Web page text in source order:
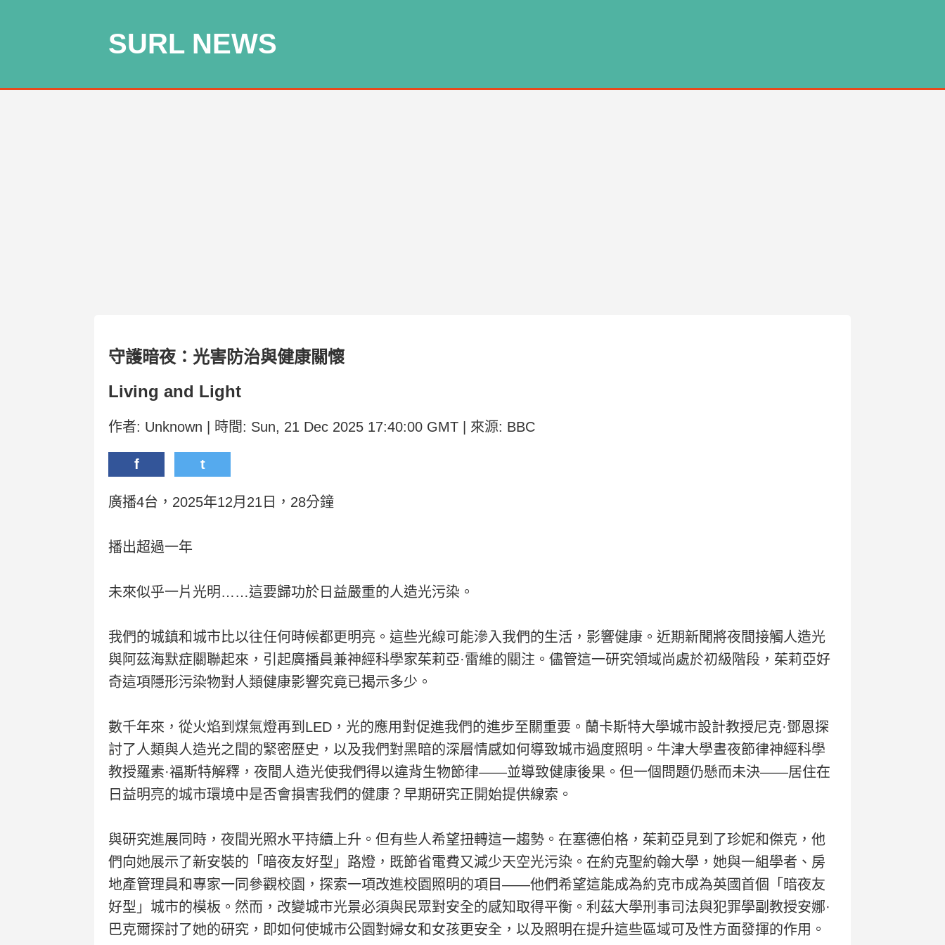
SURL NEWS
守護暗夜：光害防治與健康關懷
Living and Light
作者: Unknown | 時間: Sun, 21 Dec 2025 17:40:00 GMT | 來源: BBC
f t
廣播4台，2025年12月21日，28分鐘
播出超過一年
未來似乎一片光明……這要歸功於日益嚴重的人造光污染。
我們的城鎮和城市比以往任何時候都更明亮。這些光線可能滲入我們的生活，影響健康。近期新聞將夜間接觸人造光
與阿茲海默症關聯起來，引起廣播員兼神經科學家茱莉亞·雷維的關注。儘管這一研究領域尚處於初級階段，茱莉亞好
奇這項隱形污染物對人類健康影響究竟已揭示多少。
數千年來，從火焰到煤氣燈再到LED，光的應用對促進我們的進步至關重要。蘭卡斯特大學城市設計教授尼克·鄧恩探
討了人類與人造光之間的緊密歷史，以及我們對黑暗的深層情感如何導致城市過度照明。牛津大學晝夜節律神經科學
教授羅素·福斯特解釋，夜間人造光使我們得以違背生物節律——並導致健康後果。但一個問題仍懸而未決——居住在
日益明亮的城市環境中是否會損害我們的健康？早期研究正開始提供線索。
與研究進展同時，夜間光照水平持續上升。但有些人希望扭轉這一趨勢。在塞德伯格，茱莉亞見到了珍妮和傑克，他
們向她展示了新安裝的「暗夜友好型」路燈，既節省電費又減少天空光污染。在約克聖約翰大學，她與一組學者、房
地產管理員和專家一同參觀校園，探索一項改進校園照明的項目——他們希望這能成為約克市成為英國首個「暗夜友
好型」城市的模板。然而，改變城市光景必須與民眾對安全的感知取得平衡。利茲大學刑事司法與犯罪學副教授安娜·
巴克爾探討了她的研究，即如何使城市公園對婦女和女孩更安全，以及照明在提升這些區域可及性方面發揮的作用。